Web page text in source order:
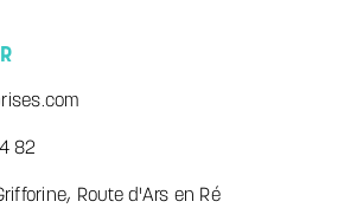
82
Route d'Ars en Ré